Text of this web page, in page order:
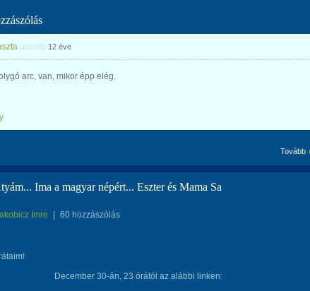
üzente 12 éve
arc, van, mikor épp elég.
Tovább
Ima a magyar népért... Eszter és Mama Sa
Imre 60 hozzászólás
December 30-án, 23 órától az alábbi linken: